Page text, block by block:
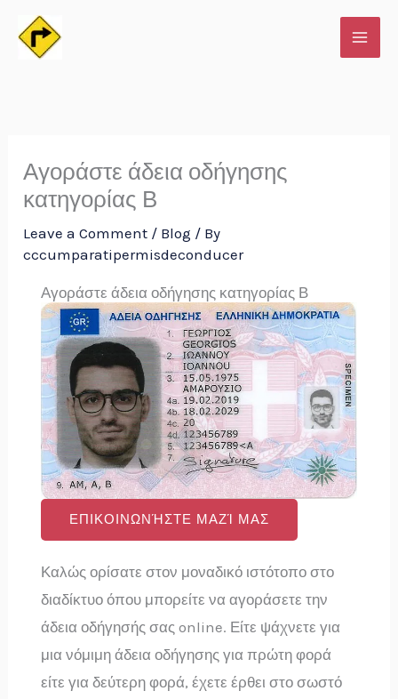
Αγοράστε άδεια οδήγησης
κατηγορίας Β
Leave a Comment / Blog / By
cccumparatipermisdeconducer
Αγοράστε άδεια οδήγησης κατηγορίας Β
ΕΠΙΚΟΙΝΩΝΉΣΤΕ ΜΑΖΊ ΜΑΣ
Καλώς ορίσατε στον μοναδικό ιστότοπο στο
διαδίκτυο όπου μπορείτε να αγοράσετε την
άδεια οδήγησής σας online. Είτε ψάχνετε για
μια νόμιμη άδεια οδήγησης για πρώτη φορά
είτε για δεύτερη φορά, έχετε έρθει στο σωστό